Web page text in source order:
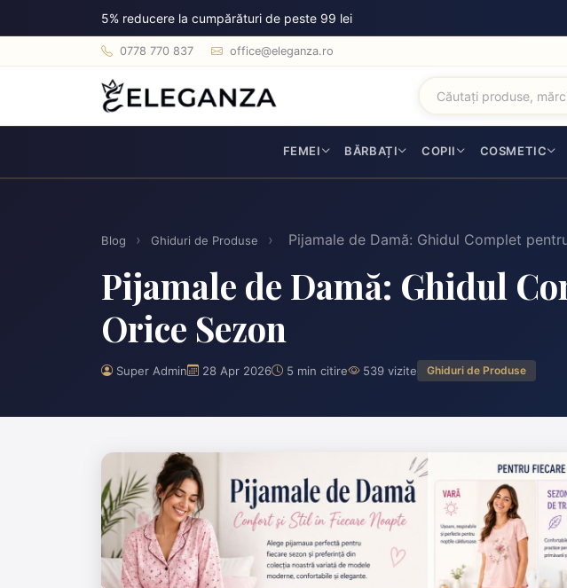
5% reducere la cumpărături de peste 99 lei
0778 770 837 office@eleganza.ro
FEMEI BĂRBAȚI COPII COSMETIC
Blog › Ghiduri de Produse › Pijamale de Damă: Ghidul Complet
Pijamale de Damă: Ghidul
Orice Sezon
Super Admin 28 Apr 2026 5 min citire 539 vizite Ghiduri de Produse